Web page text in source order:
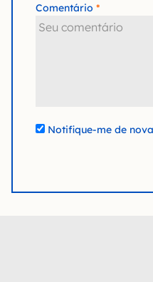
Comentário
Notifique-me de